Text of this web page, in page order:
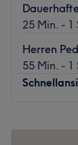
25 Min. - 1
Herren
55 Min. - 1